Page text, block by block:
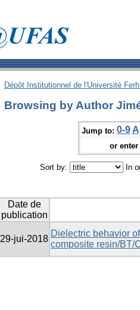
Dépôt Institutionnel de l'Université
Browsing by Author
Jump to: 0-9 A
or
Sort by: In
Date de
publication
29-jui-2018
Dielectric behavior
composite resin/BT/